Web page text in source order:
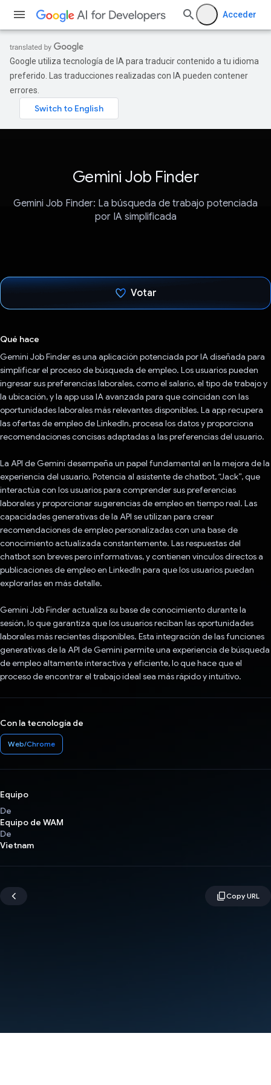
Acceder
Google utiliza tecnología de IA para traducir contenido a tu idioma
preferido. Las traducciones realizadas con IA pueden contener
errores.
Gemini Job Finder
Gemini Job Finder: La búsqueda de trabajo potenciada
por IA simplificada
Votar
Qué hace
Gemini Job Finder es una aplicación potenciada por IA diseñada para
simplificar el proceso de búsqueda de empleo. Los usuarios pueden
ingresar sus preferencias laborales, como el salario, el tipo de trabajo y
la ubicación, y la app usa IA avanzada para que coincidan con las
oportunidades laborales más relevantes disponibles. La app recupera
las ofertas de empleo de LinkedIn, procesa los datos y proporciona
recomendaciones concisas adaptadas a las preferencias del usuario.
La API de Gemini desempeña un papel fundamental en la mejora de la
experiencia del usuario. Potencia al asistente de chatbot, “Jack”, que
interactúa con los usuarios para comprender sus preferencias
laborales y proporcionar sugerencias de empleo en tiempo real. Las
capacidades generativas de la API se utilizan para crear
recomendaciones de empleo personalizadas con una base de
conocimiento actualizada constantemente. Las respuestas del
chatbot son breves pero informativas, y contienen vínculos directos a
publicaciones de empleo en LinkedIn para que los usuarios puedan
explorarlas en más detalle.
Gemini Job Finder actualiza su base de conocimiento durante la
sesión, lo que garantiza que los usuarios reciban las oportunidades
laborales más recientes disponibles. Esta integración de las funciones
generativas de la API de Gemini permite una experiencia de búsqueda
de empleo altamente interactiva y eficiente, lo que hace que el
proceso de encontrar el trabajo ideal sea más rápido y intuitivo.
Con la tecnología de
Web/Chrome
Equipo
De
Equipo de WAM
De
Vietnam